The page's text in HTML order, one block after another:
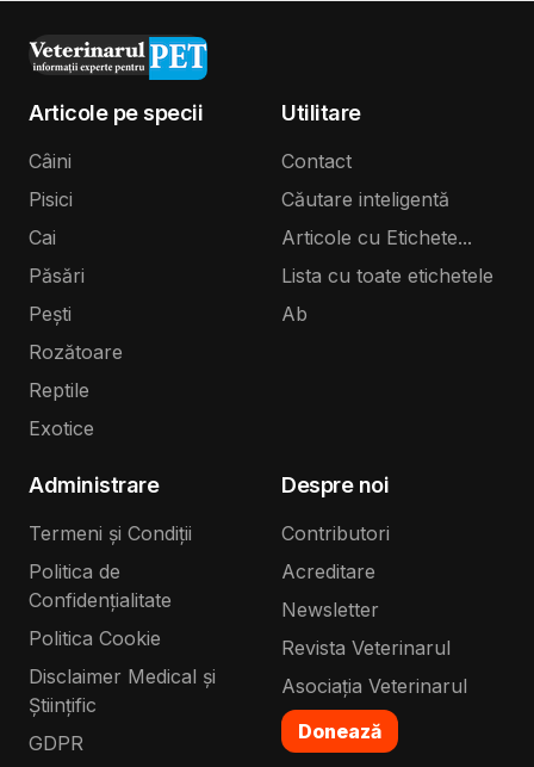
Articole pe specii
Câini
Pisici
Cai
Păsări
Pești
Rozătoare
Reptile
Exotice
Utilitare
Contact
Căutare inteligentă
Articole cu Etichete...
Lista cu toate etichetele
Ab
Administrare
Termeni și Condiții
Politica de
Confidențialitate
Politica Cookie
Disclaimer Medical și
Științific
GDPR
Despre noi
Contributori
Acreditare
Newsletter
Revista Veterinarul
Asociația Veterinarul
Donează